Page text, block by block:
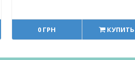
0 ГРН КУПИТЬ